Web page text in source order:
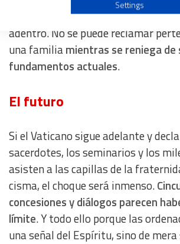
los lefebvristas dinamita los
adentro. No se puede reclamar
una familiamientras se reniega de
fundamentos actuales.
El futuro
Si el Vaticano sigue adelante y
sacerdotes, los seminarios y los
asisten a las capillas de la
cisma, el choque será inmenso.
concesiones y diálogos parecen
límite. Y todo ello porque las
una señal del Espíritu, sino de
Create profiles to personalise content
Use profiles to select personalised content
Measure advertising performance
Measure content performance
Understand audiences through statistics
of data from different sources
Develop and improve services
Settings